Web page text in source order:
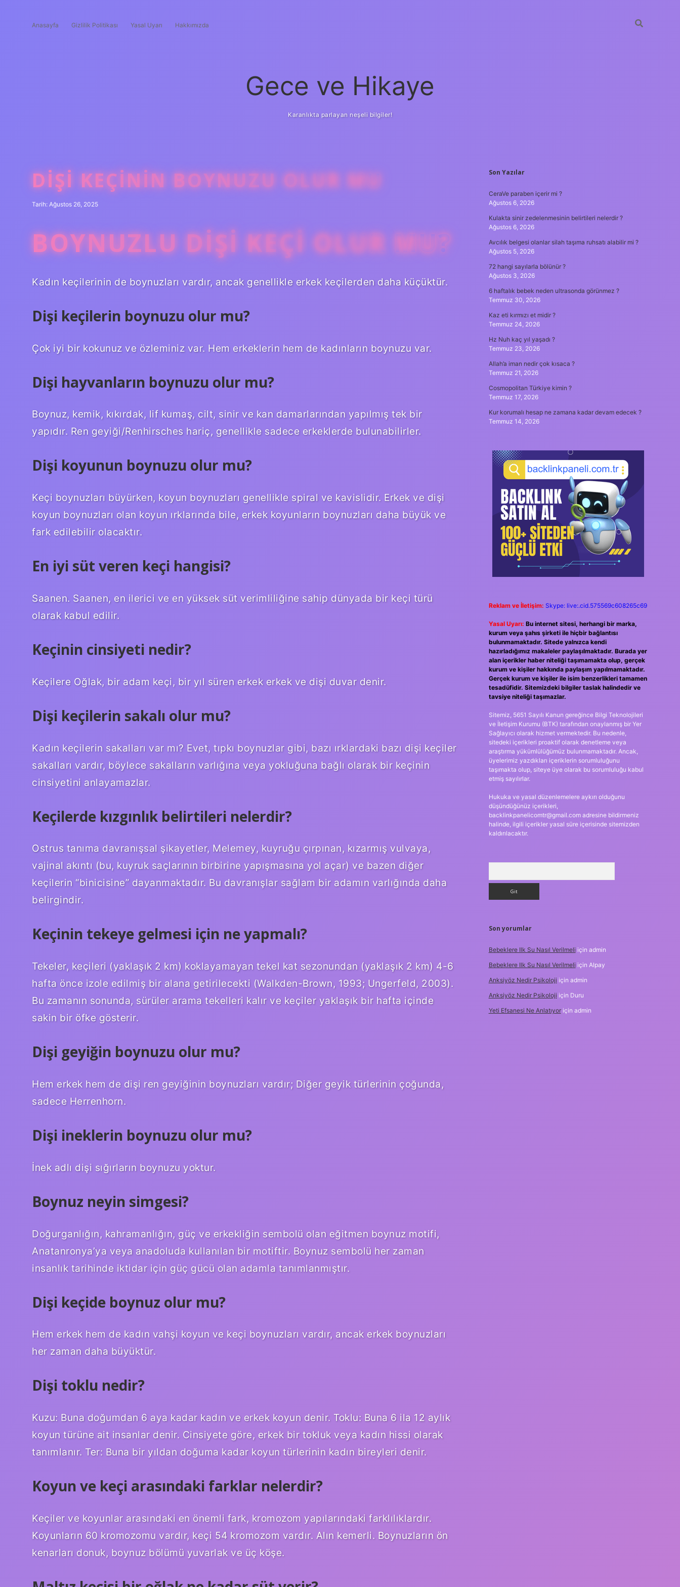
Anasayfa Gizlilik Politikası Yasal Uyarı Hakkımızda
Gece ve Hikaye
Karanlıkta parlayan neşeli bilgiler!
DIŞI KEÇININ BOYNUZU OLUR MU
Tarih: Ağustos 26, 2025
BOYNUZLU DIŞI KEÇI OLUR MU?
Kadın keçilerinin de boynuzları vardır, ancak genellikle erkek keçilerden daha küçüktür.
Dişi keçilerin boynuzu olur mu?
Çok iyi bir kokunuz ve özleminiz var. Hem erkeklerin hem de kadınların boynuzu var.
Dişi hayvanların boynuzu olur mu?
Boynuz, kemik, kıkırdak, lif kumaş, cilt, sinir ve kan damarlarından yapılmış tek bir
yapıdır. Ren geyiği/Renhirsches hariç, genellikle sadece erkeklerde bulunabilirler.
Dişi koyunun boynuzu olur mu?
Keçi boynuzları büyürken, koyun boynuzları genellikle spiral ve kavislidir. Erkek ve dişi
koyun boynuzları olan koyun ırklarında bile, erkek koyunların boynuzları daha büyük ve
fark edilebilir olacaktır.
En iyi süt veren keçi hangisi?
Saanen. Saanen, en ilerici ve en yüksek süt verimliliğine sahip dünyada bir keçi türü
olarak kabul edilir.
Keçinin cinsiyeti nedir?
Keçilere Oğlak, bir adam keçi, bir yıl süren erkek erkek ve dişi duvar denir.
Dişi keçilerin sakalı olur mu?
Kadın keçilerin sakalları var mı? Evet, tıpkı boynuzlar gibi, bazı ırklardaki bazı dişi keçiler
sakalları vardır, böylece sakalların varlığına veya yokluğuna bağlı olarak bir keçinin
cinsiyetini anlayamazlar.
Keçilerde kızgınlık belirtileri nelerdir?
Ostrus tanıma davranışsal şikayetler, Melemey, kuyruğu çırpınan, kızarmış vulvaya,
vajinal akıntı (bu, kuyruk saçlarının birbirine yapışmasına yol açar) ve bazen diğer
keçilerin “binicisine” dayanmaktadır. Bu davranışlar sağlam bir adamın varlığında daha
belirgindir.
Keçinin tekeye gelmesi için ne yapmalı?
Tekeler, keçileri (yaklaşık 2 km) koklayamayan tekel kat sezonundan (yaklaşık 2 km) 4-6
hafta önce izole edilmiş bir alana getirilecekti (Walkden-Brown, 1993; Ungerfeld, 2003).
Bu zamanın sonunda, sürüler arama tekelleri kalır ve keçiler yaklaşık bir hafta içinde
sakin bir öfke gösterir.
Dişi geyiğin boynuzu olur mu?
Hem erkek hem de dişi ren geyiğinin boynuzları vardır; Diğer geyik türlerinin çoğunda,
sadece Herrenhorn.
Dişi ineklerin boynuzu olur mu?
İnek adlı dişi sığırların boynuzu yoktur.
Boynuz neyin simgesi?
Doğurganlığın, kahramanlığın, güç ve erkekliğin sembolü olan eğitmen boynuz motifi,
Anatanronya’ya veya anadoluda kullanılan bir motiftir. Boynuz sembolü her zaman
insanlık tarihinde iktidar için güç gücü olan adamla tanımlanmıştır.
Dişi keçide boynuz olur mu?
Hem erkek hem de kadın vahşi koyun ve keçi boynuzları vardır, ancak erkek boynuzları
her zaman daha büyüktür.
Dişi toklu nedir?
Kuzu: Buna doğumdan 6 aya kadar kadın ve erkek koyun denir. Toklu: Buna 6 ila 12 aylık
koyun türüne ait insanlar denir. Cinsiyete göre, erkek bir tokluk veya kadın hissi olarak
tanımlanır. Ter: Buna bir yıldan doğuma kadar koyun türlerinin kadın bireyleri denir.
Koyun ve keçi arasındaki farklar nelerdir?
Keçiler ve koyunlar arasındaki en önemli fark, kromozom yapılarındaki farklılıklardır.
Koyunların 60 kromozomu vardır, keçi 54 kromozom vardır. Alın kemerli. Boynuzların ön
kenarları donuk, boynuz bölümü yuvarlak ve üç köşe.
SIDEBAR
Son Yazılar
CeraVe paraben içerir mi ?
Ağustos 6, 2026
Kulakta sinir zedelenmesinin belirtileri nelerdir ?
Ağustos 6, 2026
Avcılık belgesi olanlar silah taşıma ruhsatı alabilir mi ?
Ağustos 5, 2026
72 hangi sayılarla bölünür ?
Ağustos 3, 2026
6 haftalık bebek neden ultrasonda görünmez ?
Temmuz 30, 2026
Kaz eti kırmızı et midir ?
Temmuz 24, 2026
Hz Nuh kaç yıl yaşadı ?
Temmuz 23, 2026
Allah’a iman nedir çok kısaca ?
Temmuz 21, 2026
Cosmopolitan Türkiye kimin ?
Temmuz 17, 2026
Kur korumalı hesap ne zamana kadar devam edecek ?
Temmuz 14, 2026
Reklam ve İletişim: Skype: live:.cid.575569c608265c69
Yasal Uyarı: Bu internet sitesi, herhangi bir marka,
kurum veya şahıs şirketi ile hiçbir bağlantısı
bulunmamaktadır. Sitede yalnızca kendi
hazırladığımız makaleler paylaşılmaktadır. Burada yer
alan içerikler haber niteliği taşımamakta olup, gerçek
kurum ve kişiler hakkında paylaşım yapılmamaktadır.
Gerçek kurum ve kişiler ile isim benzerlikleri tamamen
tesadüfidir. Sitemizdeki bilgiler taslak halindedir ve
tavsiye niteliği taşımazlar.
Sitemiz, 5651 Sayılı Kanun gereğince Bilgi Teknolojileri
ve İletişim Kurumu (BTK) tarafından onaylanmış bir Yer
Sağlayıcı olarak hizmet vermektedir. Bu nedenle,
sitedeki içerikleri proaktif olarak denetleme veya
araştırma yükümlülüğümüz bulunmamaktadır. Ancak,
üyelerimiz yazdıkları içeriklerin sorumluluğunu
taşımakta olup, siteye üye olarak bu sorumluluğu kabul
etmiş sayılırlar.
Hukuka ve yasal düzenlemelere aykırı olduğunu
düşündüğünüz içerikleri,
backlinkpanelicomtr@gmail.comadresine bildirmeniz
halinde, ilgili içerikler yasal süre içerisinde sitemizden
kaldırılacaktır.
Son yorumlar
Bebeklere Ilk Su Nasıl Verilmeli için admin
Bebeklere Ilk Su Nasıl Verilmeli için Alpay
Anksiyöz Nedir Psikoloji için admin
Anksiyöz Nedir Psikoloji için Duru
Yeti Efsanesi Ne Anlatıyoriçin admin